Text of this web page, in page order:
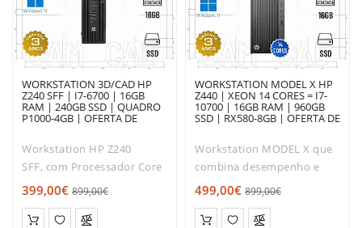
WORKSTATION 3D/CAD HP
Z240 SFF | I7-6700 | 16GB
RAM | 240GB SSD | QUADRO
P1000-4GB | OFERTA DE
Workstation HP Z240
SFF, com Processador Core
i7 de Sexta geração. Muito
é um modelo profissional
399,00€ 899,00€
WORKSTATION MODEL X HP
Z440 | XEON 14 CORES = I7-
10700 | 16GB RAM | 960GB
SSD | RX580-8GB | OFERTA DE
Workstation MODEL X que
combina desempenho e
robustez.Com o tamanho
apartamentos modernos, o
499,00€ 899,00€